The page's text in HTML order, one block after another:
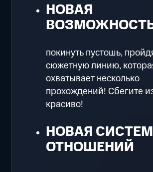
НОВАЯ
покинуть пустошь,
сюжетную линию,
охватывает несколько
прохождений! Сбегите
красиво!
НОВАЯ
ОТНОШЕНИЙ